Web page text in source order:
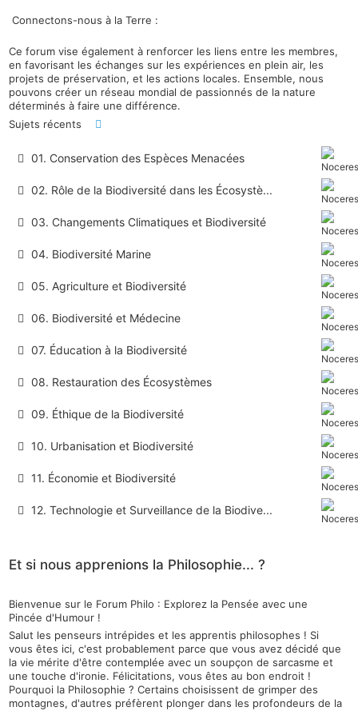
Connectons-nous à la Terre :
Ce forum vise également à renforcer les liens entre les membres,
en favorisant les échanges sur les expériences en plein air, les
projets de préservation, et les actions locales. Ensemble, nous
pouvons créer un réseau mondial de passionnés de la nature
déterminés à faire une différence.
Sujets récents
01. Conservation des Espèces Menacées
02. Rôle de la Biodiversité dans les Écosystè...
03. Changements Climatiques et Biodiversité
04. Biodiversité Marine
05. Agriculture et Biodiversité
06. Biodiversité et Médecine
07. Éducation à la Biodiversité
08. Restauration des Écosystèmes
09. Éthique de la Biodiversité
10. Urbanisation et Biodiversité
11. Économie et Biodiversité
12. Technologie et Surveillance de la Biodive...
Et si nous apprenions la Philosophie... ?
Bienvenue sur le Forum Philo : Explorez la Pensée avec une
Pincée d'Humour !
Salut les penseurs intrépides et les apprentis philosophes ! Si
vous êtes ici, c'est probablement parce que vous avez décidé que
la vie mérite d'être contemplée avec un soupçon de sarcasme et
une touche d'ironie. Félicitations, vous êtes au bon endroit !
Pourquoi la Philosophie ? Certains choisissent de grimper des
montagnes, d'autres préfèrent plonger dans les profondeurs de la